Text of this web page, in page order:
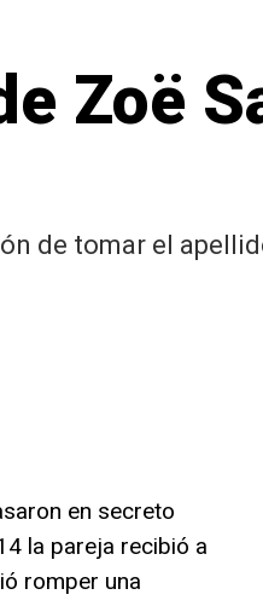
Zoë
de tomar el
en secreto
la pareja recibió a
romper una